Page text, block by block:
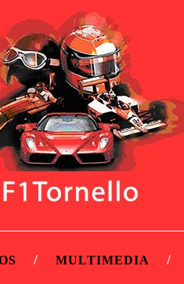
MULTIMEDIA